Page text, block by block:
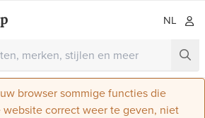
NL
browser sommige functies die
correct weer te geven, niet